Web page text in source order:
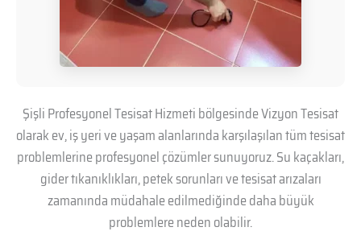
Şişli Profesyonel Tesisat Hizmeti bölgesinde Vizyon Tesisat
olarak ev, iş yeri ve yaşam alanlarında karşılaşılan tüm tesisat
problemlerine profesyonel çözümler sunuyoruz. Su kaçakları,
gider tıkanıklıkları, petek sorunları ve tesisat arızaları
zamanında müdahale edilmediğinde daha büyük
problemlere neden olabilir.